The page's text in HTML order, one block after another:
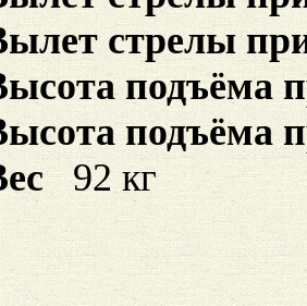
стрелы
подъёма
подъёма
92 кг